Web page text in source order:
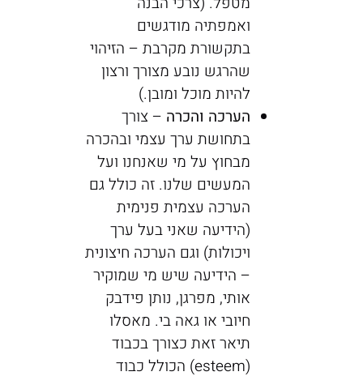
ואמפתיה מודגשים
בתקשורת מקרבת – הזיהוי
שהרגש נובע מצורך ורצון
להיות מוכל ומובן.)
הערכה והכרה– צורך
בתחושת ערך עצמי ובהכרה
מבחוץ על מי שאנחנו ועל
המעשים שלנו. זה כולל גם
הערכה עצמית פנימית
(הידיעה שאני בעל ערך
ויכולות) וגם הערכה חיצונית
– הידיעה שיש מי שמוקיר
אותי, מפרגן, נותן פידבק
חיובי או גאה בי. מאסלו
תיאר זאת כצורך בכבוד